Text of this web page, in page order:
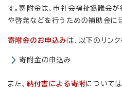
す。寄附金は、市社会福祉協議会
や啓発などを行うための補助金に
寄附金のお申込み は、以下のリン
寄附金の申込み
また、 納付書による寄附について